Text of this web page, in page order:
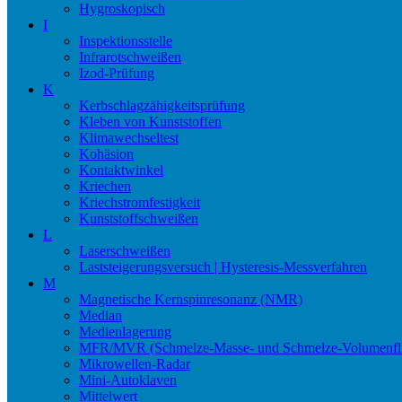
Hygroskopisch
I
Inspektionsstelle
Infrarotschweißen
Izod-Prüfung
K
Kerbschlagzähigkeitsprüfung
Kleben von Kunststoffen
Klimawechseltest
Kohäsion
Kontaktwinkel
Kriechen
Kriechstromfestigkeit
Kunststoffschweißen
L
Laserschweißen
Laststeigerungsversuch | Hysteresis-Messverfahren
M
Magnetische Kernspinresonanz (NMR)
Median
Medienlagerung
MFR/MVR (Schmelze-Masse- und Schmelze-
Mikrowellen-Radar
Mini-Autoklaven
Mittelwert